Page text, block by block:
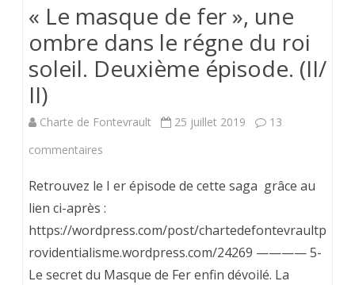
construire
le
mausolée
Marie-
Antoinette.
« Le masque de fer », une
ombre dans le régne du roi
soleil. Deuxième épisode. (II/
II)
Charte de Fontevrault 25 juillet 2019
13
commentaires
Le
masque
de
Retrouvez le I er épisode de cette saga grâce au
lien ci-après :
https://wordpress.com/post/chartedefontevraultp
rovidentialisme.wordpress.com/24269 ———— 5-
Le secret du Masque de Fer enfin dévoilé. La